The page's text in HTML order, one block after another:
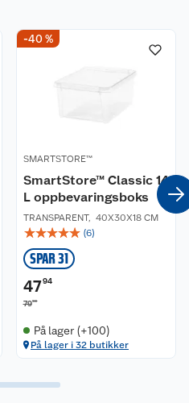
-40 %
SMARTSTORE™
SmartStore™ Classic 14
L oppbevaringsboks
TRANSPARENT, 40X30X18 CM
☆☆☆☆☆ (6)
SPAR 31
4794
7990
På lager (+100)
På lager i 32 butikker